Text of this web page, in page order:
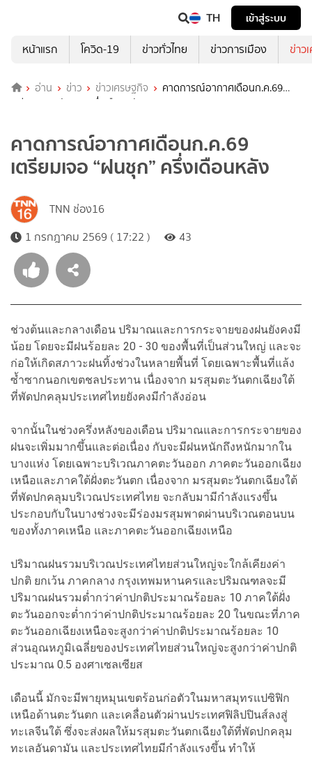
TH
เข้าสู่ระบบ
หน้าแรก
โควิด-19 ข่าวทั่วไทย ข่าวการเมือง ข่าว
อ่าน ข่าว ข่าวเศรษฐกิจ
คาดการณ์อากาศเดือนก.ค.69
เตรียมเจอ “ฝนชุก” ครึ่งเดือนหลัง
คาดการณ์อากาศเดือนก.ค.69
เตรียมเจอ “ฝนชุก” ครึ่งเดือนหลัง
TNN ช่อง16
1 กรกฎาคม 2569 ( 17:22 )
43
ช่วงต้นและกลางเดือน ปริมาณและการกระจายของฝนยังคงมี
น้อย โดยจะมีฝนร้อยละ 20 - 30 ของพื้นที่เป็นส่วนใหญ่ และจะ
ก่อให้เกิดสภาวะฝนทิ้งช่วงในหลายพื้นที่ โดยเฉพาะพื้นที่แล้ง
ซ้ำซากนอกเขตชลประทาน เนื่องจาก มรสุมตะวันตกเฉียงใต้
ที่พัดปกคลุมประเทศไทยยังคงมีกำลังอ่อน
จากนั้นในช่วงครึ่งหลังของเดือน ปริมาณและการกระจายของ
ฝนจะเพิ่มมากขึ้นและต่อเนื่อง กับจะมีฝนหนักถึงหนักมากใน
บางแห่ง โดยเฉพาะบริเวณภาคตะวันออก ภาคตะวันออกเฉียง
เหนือและภาคใต้ฝั่งตะวันตก เนื่องจาก มรสุมตะวันตกเฉียงใต้
ที่พัดปกคลุมบริเวณประเทศไทย จะกลับมามีกำลังแรงขึ้น
ประกอบกับในบางช่วงจะมีร่องมรสุมพาดผ่านบริเวณตอนบน
ของทั้งภาคเหนือ และภาคตะวันออกเฉียงเหนือ
ปริมาณฝนรวมบริเวณประเทศไทยส่วนใหญ่จะใกล้เคียงค่า
ปกติ ยกเว้น ภาคกลาง กรุงเทพมหานครและปริมณฑลจะมี
ปริมาณฝนรวมต่ำกว่าค่าปกติประมาณร้อยละ 10 ภาคใต้ฝั่ง
ตะวันออกจะต่ำกว่าค่าปกติประมาณร้อยละ 20 ในขณะที่ภาค
ตะวันออกเฉียงเหนือจะสูงกว่าค่าปกติประมาณร้อยละ 10
ส่วนอุณหภูมิเฉลี่ยของประเทศไทยส่วนใหญ่จะสูงกว่าค่าปกติ
ประมาณ 0.5 องศาเซลเซียส
เดือนนี้ มักจะมีพายุหมุนเขตร้อนก่อตัวในมหาสมุทรแปซิฟิก
เหนือด้านตะวันตก และเคลื่อนตัวผ่านประเทศฟิลิปปินส์ลงสู่
ทะเลจีนใต้ ซึ่งจะส่งผลให้มรสุมตะวันตกเฉียงใต้ที่พัดปกคลุม
ทะเลอันดามัน และประเทศไทยมีกำลังแรงขึ้น ทำให้